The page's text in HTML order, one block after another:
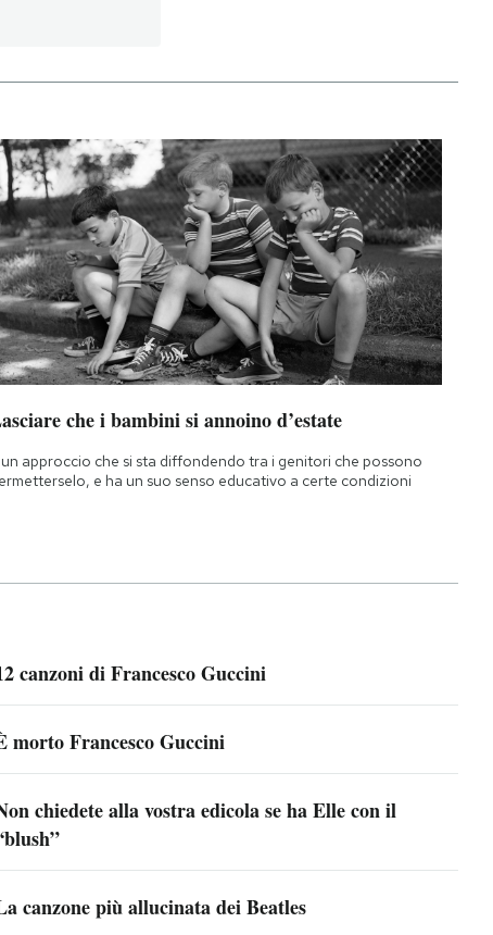
che i bambini si annoino d’estate
un approccio che si sta diffondendo tra i genitori che possono
e ha un suo senso educativo a certe condizioni
canzoni di Francesco Guccini
morto Francesco Guccini
chiedete alla vostra edicola se ha Elle con il
canzone più allucinata dei Beatles